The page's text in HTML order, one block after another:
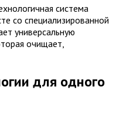
система
со специализированной
универсальную
очищает,
для одного